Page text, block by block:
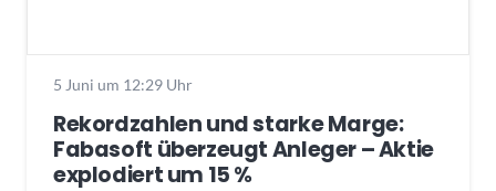
5 Juni um 12:29 Uhr
Rekordzahlen und starke Marge:
Fabasoft überzeugt Anleger – Aktie
explodiert um 15 %